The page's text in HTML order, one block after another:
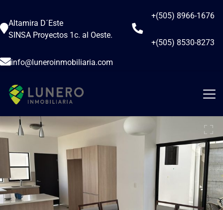
Altamira D´Este
SINSA Proyectos 1c. al Oeste.
+(505) 8966-1676
+(505) 8530-8273
info@luneroinmobiliaria.com